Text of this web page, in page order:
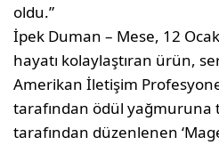
oldu.”
İpek Duman – Mese, 12
hayatı kolaylaştıran ürün,
Amerikan İletişim
tarafından ödül yağmuruna
tarafından düzenlenen